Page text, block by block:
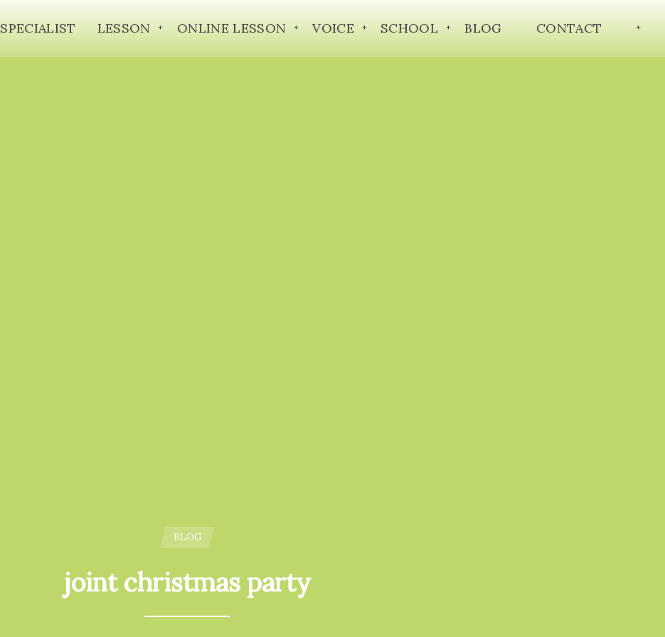
SPECIALIST LESSON ONLINE LESSON VOICE SCHOOL BLOG CONTACT
BLOG
joint christmas party